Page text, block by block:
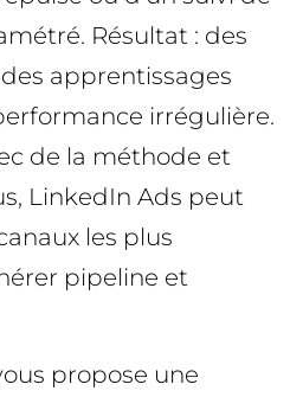
Résultat : des
apprentissages
irrégulière.
de la méthode et
LinkedIn Ads peut
les plus
pipeline et
propose une